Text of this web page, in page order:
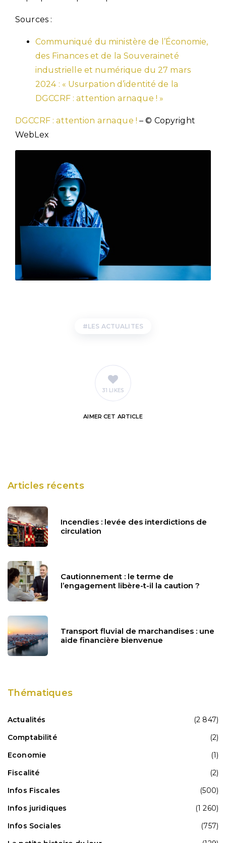
Sources :
Communiqué du ministère de l’Économie,
des Finances et de la Souveraineté
industrielle et numérique du 27 mars
2024 : « Usurpation d’identité de la
DGCCRF : attention arnaque ! »
DGCCRF : attention arnaque ! – © Copyright
WebLex
LES ACTUALITES
31 LIKES
AIMER CET ARTICLE
Articles récents
Incendies : levée des interdictions de
circulation
Cautionnement : le terme de
l’engagement libère-t-il la caution ?
Transport fluvial de marchandises : une
aide financière bienvenue
Thématiques
Actualités
(2 847)
Comptabilité
(2)
Economie
(1)
Fiscalité
(2)
Infos Fiscales
(500)
Infos juridiques
(1 260)
Infos Sociales
(757)